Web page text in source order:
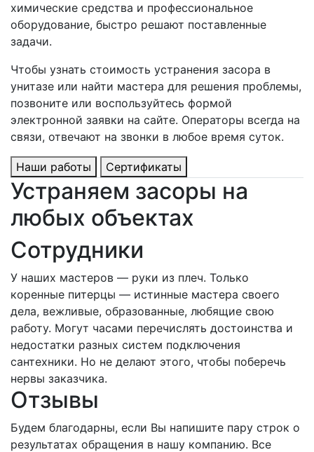
химические средства и профессиональное
оборудование, быстро решают поставленные
задачи.
Чтобы узнать стоимость устранения засора в
унитазе или найти мастера для решения проблемы,
позвоните или воспользуйтесь формой
электронной заявки на сайте. Операторы всегда на
связи, отвечают на звонки в любое время суток.
Наши работы Сертификаты
Устраняем засоры на
любых объектах
Сотрудники
У наших мастеров — руки из плеч. Только
коренные питерцы — истинные мастера своего
дела, вежливые, образованные, любящие свою
работу. Могут часами перечислять достоинства и
недостатки разных систем подключения
сантехники. Но не делают этого, чтобы поберечь
нервы заказчика.
Отзывы
Будем благодарны, если Вы напишите пару строк о
результатах обращения в нашу компанию. Все